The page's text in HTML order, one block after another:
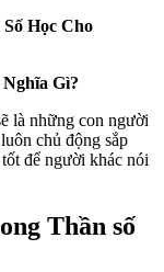
Học Cho
Gì?
là những con người
chủ động sắp
để người khác nói
Thần số